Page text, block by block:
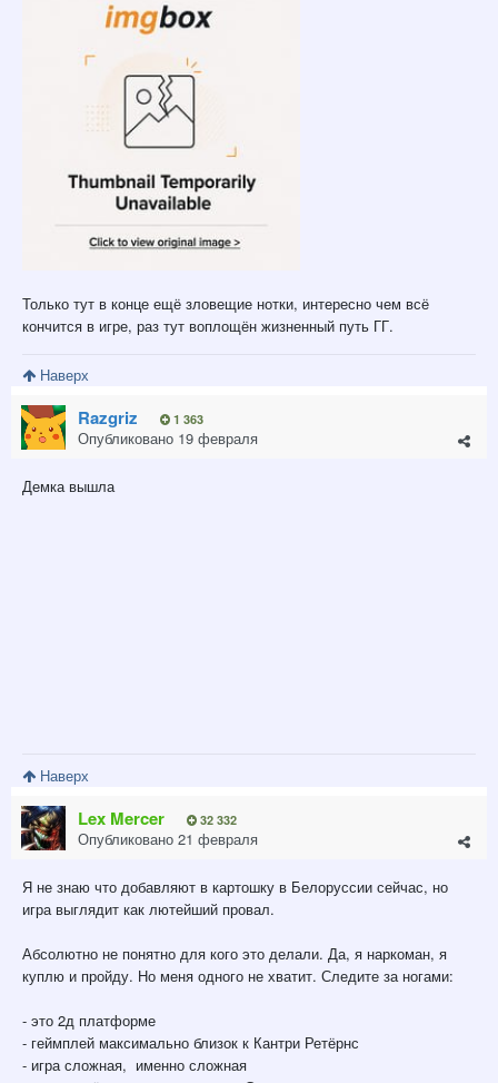
Только тут в конце ещё зловещие нотки, интересно чем всё
кончится в игре, раз тут воплощён жизненный путь ГГ.
Наверх
Razgriz 1 363
Опубликовано 19 февраля
Демка вышла
Наверх
Lex Mercer 32 332
Опубликовано 21 февраля
Я не знаю что добавляют в картошку в Белоруссии сейчас, но
игра выглядит как лютейший провал.
Абсолютно не понятно для кого это делали. Да, я наркоман, я
куплю и пройду. Но меня одного не хватит. Следите за ногами:
- это 2д платформе
- геймплей максимально близок к Кантри Ретёрнс
- игра сложная, именно сложная